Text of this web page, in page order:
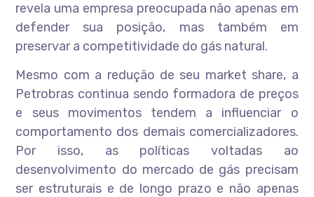
revela uma empresa preocupada não apenas em
defender sua posição, mas também em
preservar a competitividade do gás natural.
Mesmo com a redução de seu market share, a
Petrobras continua sendo formadora de preços
e seus movimentos tendem a influenciar o
comportamento dos demais comercializadores.
Por isso, as políticas voltadas ao
desenvolvimento do mercado de gás precisam
ser estruturais e de longo prazo e não apenas